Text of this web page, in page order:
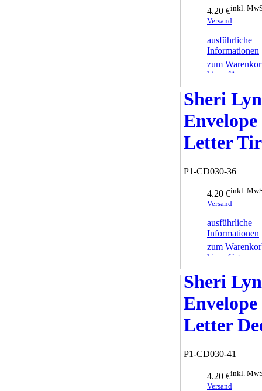
4.20 €inkl.
Versand
ausführliche
Informationen
zum
hinzufügen
Sheri
Envelope
Letter
P1-CD030-36
4.20 €inkl.
Versand
ausführliche
Informationen
zum
hinzufügen
Sheri
Envelope
Letter
P1-CD030-41
4.20 €inkl.
Versand